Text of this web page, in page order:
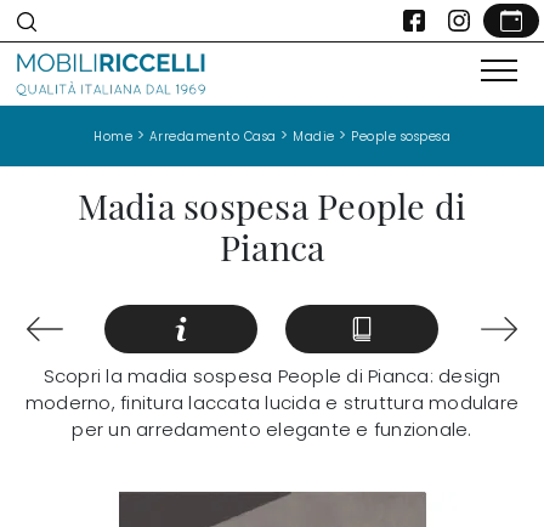
Home > Arredamento Casa > Madie > People sospesa
Madia sospesa People di
Pianca
Scopri la madia sospesa People di Pianca: design
moderno, finitura laccata lucida e struttura modulare
per un arredamento elegante e funzionale.